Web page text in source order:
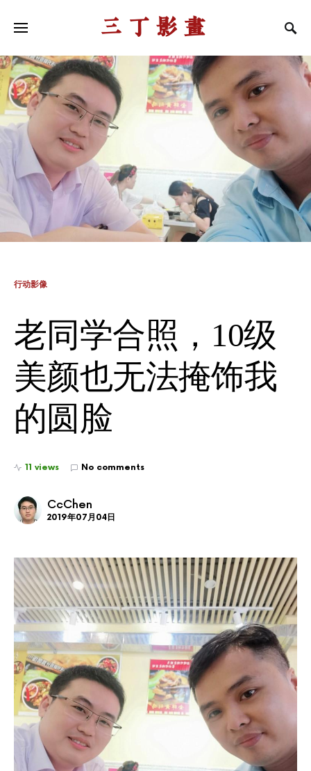
三丁影画
行动影像
老同学合照，10级
美颜也无法掩饰我
的圆脸
11 views No comments
CcChen
2019年07月04日